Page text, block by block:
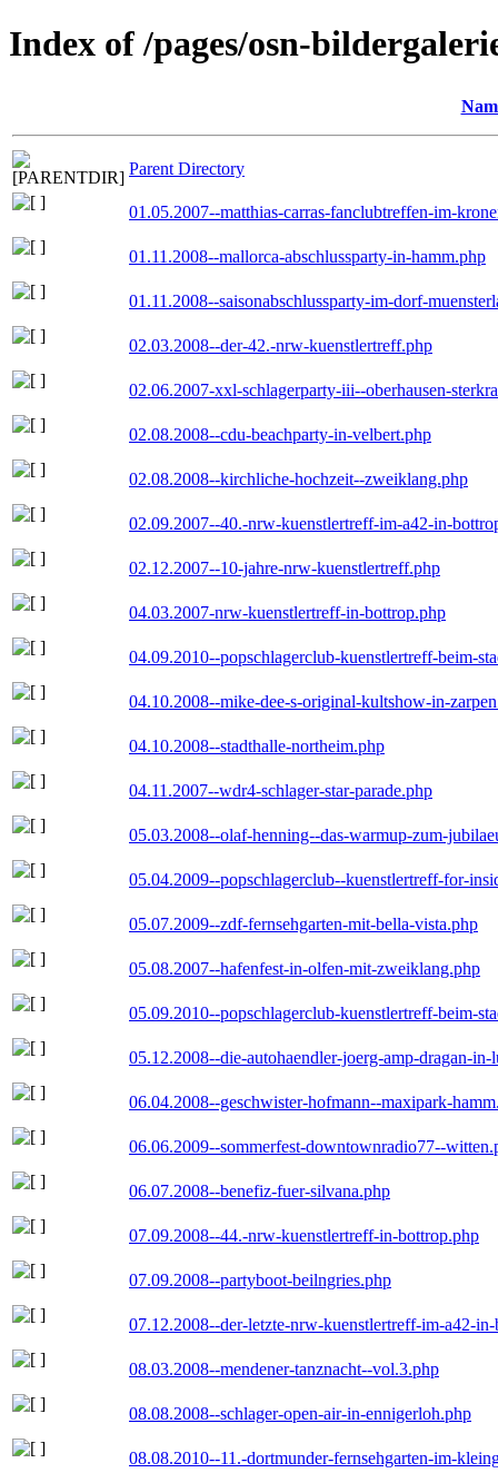
Index of /pages/osn-
Parent Directory
01.05.2007--matthias-carras-fanclubtreffen-im-
01.11.2008--mallorca-abschlussparty-in-hamm.php
01.11.2008--saisonabschlussparty-im-dorf-
02.03.2008--der-42.-nrw-kuenstlertreff.php
02.06.2007-xxl-schlagerparty-iii--oberhausen-
02.08.2008--cdu-beachparty-in-velbert.php
02.08.2008--kirchliche-hochzeit--zweiklang.php
02.09.2007--40.-nrw-kuenstlertreff-im-a42-in-
02.12.2007--10-jahre-nrw-kuenstlertreff.php
04.03.2007-nrw-kuenstlertreff-in-bottrop.php
04.09.2010--popschlagerclub-kuenstlertreff-beim-
04.10.2008--mike-dee-s-original-kultshow-in-
04.10.2008--stadthalle-northeim.php
04.11.2007--wdr4-schlager-star-parade.php
05.03.2008--olaf-henning--das-warmup-zum-
05.04.2009--popschlagerclub--kuenstlertreff-for-
05.07.2009--zdf-fernsehgarten-mit-bella-vista.php
05.08.2007--hafenfest-in-olfen-mit-zweiklang.php
05.09.2010--popschlagerclub-kuenstlertreff-beim-
05.12.2008--die-autohaendler-joerg-amp-dragan-in-
06.04.2008--geschwister-hofmann--maxipark-
06.06.2009--sommerfest-downtownradio77--
06.07.2008--benefiz-fuer-silvana.php
07.09.2008--44.-nrw-kuenstlertreff-in-bottrop.php
07.09.2008--partyboot-beilngries.php
07.12.2008--der-letzte-nrw-kuenstlertreff-im-a42-
08.03.2008--mendener-tanznacht--vol.3.php
08.08.2008--schlager-open-air-in-ennigerloh.php
08.08.2010--11.-dortmunder-fernsehgarten-im-